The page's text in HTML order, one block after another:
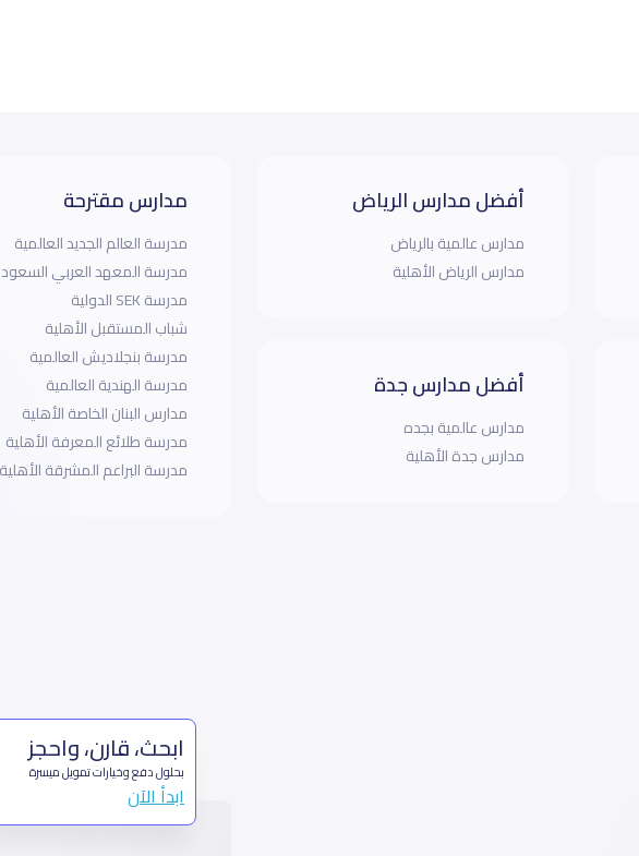
أفضل مدارس الرياض
مدارس عالمية بالرياض
مدارس الرياض الأهلية
أفضل مدارس جدة
مدارس عالمية بجده
مدارس جدة الأهلية
مدارس مقترحة
مدرسة العالم الجديد العالمية
مدرسة المعهد العربي
مدرسة SEK الدولية
شباب المستقبل الأهلية
مدرسة بنجلاديش العالمية
مدرسة الهندية العالمية
مدارس البنان الخاصة الأهلية
مدرسة طلائع المعرفة الأهلية
مدرسة البراعم المشرقة الأهلية
ابحث، قارن، واحجز
بحلول دفع وخيارات تمويل ميسرة
ابدأ الآن